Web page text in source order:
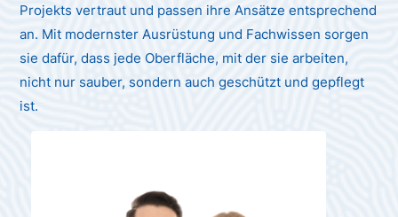
Projekts vertraut und passen ihre Ansätze entsprechend
an. Mit modernster Ausrüstung und Fachwissen sorgen
sie dafür, dass jede Oberfläche, mit der sie arbeiten,
nicht nur sauber, sondern auch geschützt und gepflegt
ist.